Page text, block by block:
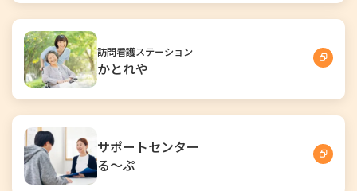
訪問看護ステーション
かとれや
サポートセンター
る～ぷ